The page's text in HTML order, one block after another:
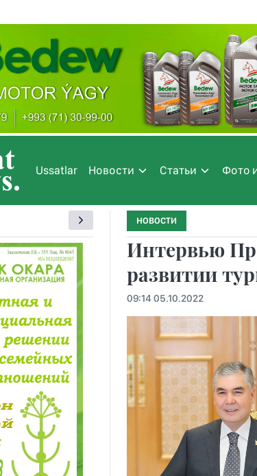
Ussatlar Новости Статьи Фото
НОВОСТИ
Интервью
развитии
09:14 05.10.2022